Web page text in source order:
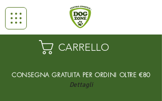
CARRELLO
CONSEGNA GRATUITA PER ORDINI OLTRE €80
Dettagli